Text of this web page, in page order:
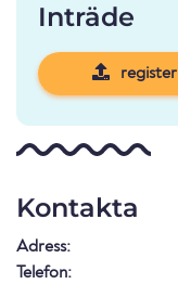
Inträde
register
Kontakta
Adress:
Telefon: